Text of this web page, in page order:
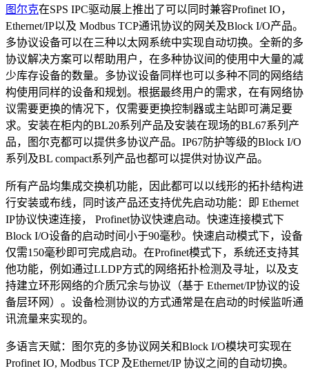
图尔克在SPS IPC驱动展上推出了可以同时兼容Profinet IO，
Ethernet/IP以及 Modbus TCP通讯协议的网关及Block I/O产品。
多协议设备可以在三种以太网系统中实现自动切换。全新的多
协议解决方案可以帮助用户，在多种协议间的使用中大量的减
少库存设备的数量。多协议设备同样也可以多种不同的网络结
构使用同样的设备和规划。根据最终用户的需求，在有网络协
议需要更换的情况下，仅需要更换控制器或主站即可满足要
求。安装在柜内的BL20系列产品及安装在现场的BL67系列产
品，图尔克都可以提供多协议产品。IP67防护等级的Block I/O
系列及BL compact系列产品也都可以提供对协议产品。
所有产品均集成交换机功能，因此都可以以线形的拓扑结构进
行安装或布线，同时该产品还支持优先启动功能：即 Ethernet
IP协议快速连接， Profinet协议快速启动。快速连接模式下
Block I/O设备的启动时间小于90毫秒。快速启动模式下，设备
仅需150毫秒即可完成启动。在Profinet模式下，系统还支持其
他功能，例如通过LLDP方式的网络拓扑检测及寻址，以及支
持建立环形网络的介质冗余与协议（基于 Ethernet/IP协议的设
备层环网）。设备检测协议的方式通常是在启动的时候监听通
讯流量来实现的。
多语言天赋：图尔克的多协议网关和Block I/O模块可实现在
Profinet IO, Modbus TCP 及Ethernet/IP 协议之间的自动切换。